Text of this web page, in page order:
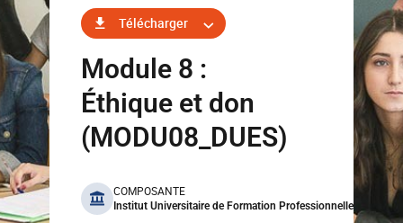
Télécharger
Module 8 :
Éthique et don
(MODU08_DUES)
benefits
COMPOSANTE
Institut Universitaire de Formation Professionnelle